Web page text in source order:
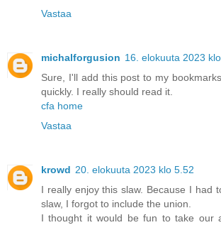
Vastaa
michalforgusion 16. elokuuta 2023
Sure, I'll add this post to my
quickly. I really should read it.
cfa home
Vastaa
krowd 20. elokuuta 2023 klo 5.52
I really enjoy this slaw. Because I had
slaw, I forgot to include the union.
I thought it would be fun to take our